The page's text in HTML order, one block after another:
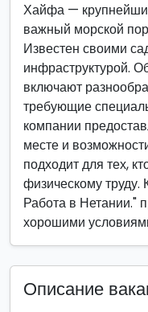
Хайфа —
важный морской
Известен своими
инфраструктурой.
включают
требующие
компании
месте и
подходит для тех,
физическому труду.
Работа в Нетании."
хорошими
Описание